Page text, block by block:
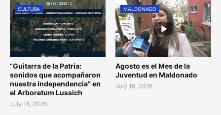
CULTURA
“Guitarra de la Patria:
sonidos que acompañaron
nuestra independencia” en
el Arboretum Lussich
July 16, 2026
MALDONADO
Agosto es el Mes de la
Juventud en Maldonado
July 16, 2026